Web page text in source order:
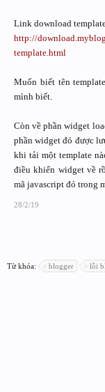
Link download
http://
template.html
Muốn biết tên
mình biết.
Còn về phần widget
phần widget đó được
khi tải một template
điều khiển widget về
mã javascript đó trong
28/2/19
Từ khóa: blogger lỗi